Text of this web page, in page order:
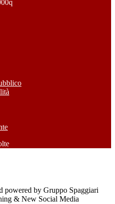
powered by Gruppo Spaggiari
& New Social Media